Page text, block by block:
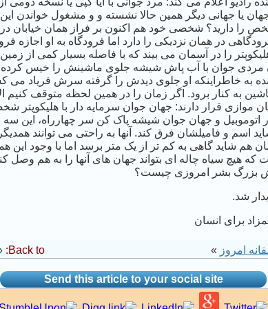
یا جهانی دیگر همین حالا نشسته و و مشغول خواندن این
شخص را دارید؟ شخصی خود هم اکنون بر فراز همان خیابان
در همان نزدیکی را دارد اما فرودگاه به او اجازه
را در آسمان می بیند که با فاصله بسیار کمی از
مردی جوان با آب پاش شیشه جلوی ماشینش را خیس کرده
به خاطراینکه او جلوی دیدش را گرفته سرش فریاد می
به کنار برود. اگر زمان را در همین لحظه متوقف کنیم
موازی قرار دارند: جهان جوان سرمایه دار با هلیکوپتر
اتوموبیل و جهان جوان شیشه پاک کن سر چهارراه، این
اسم و فامیلشان فرق کند. آنها به راحتی می توانند همدیگر
هم شاید گاهی به کم تر از یک متر برسد اما با وجود این
که هیچ سیاه چاله ای بتواند جهان های آنها را به هم وصل
بزرگ بشر امروزی چیست؟
شد.
برای انسان
Back to: امروز »
Send this article to your social site